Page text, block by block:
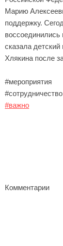
Марию
поддержку.
сказала
Хлякина после
#мероприятия
#сотрудничество
#важно
Комментарии